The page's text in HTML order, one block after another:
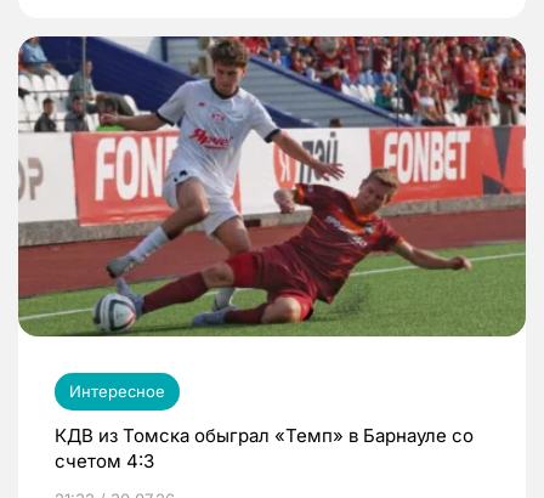
Интересное
КДВ из Томска обыграл «Темп» в Барнауле со
счетом 4:3